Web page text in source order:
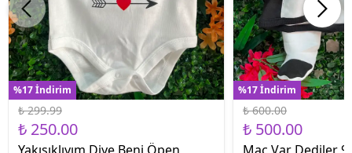
%17 İndirim
₺ 299.99
₺ 250.00
%17 İndirim
₺ 600.00
₺ 500.00